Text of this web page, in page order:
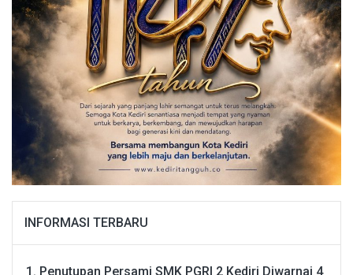
INFORMASI TERBARU
Penutupan Persami SMK PGRI 2 Kediri Diwarnai 4